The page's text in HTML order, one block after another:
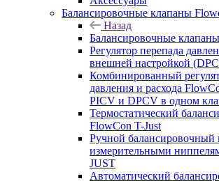
Балансировочные клапаны
Назад
Балансировочные
Регулятор перепада
внешней настройкой
Комбинированный
давления и расхода
PICV и DPCV в одном
Термостатический
FlowСon T-Just
Ручной балансировочный
измерительными
JUST
Автоматический